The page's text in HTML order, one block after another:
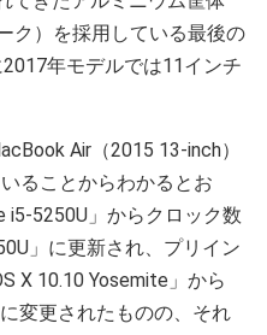
ク）を採用している最後の
年モデルでは11インチ
Air（2015 13-inch）
ることからわかるとお
i5-5250U」からクロック数
」に更新され、プリイン
X 10.10 Yosemite」から
に変更されたものの、それ